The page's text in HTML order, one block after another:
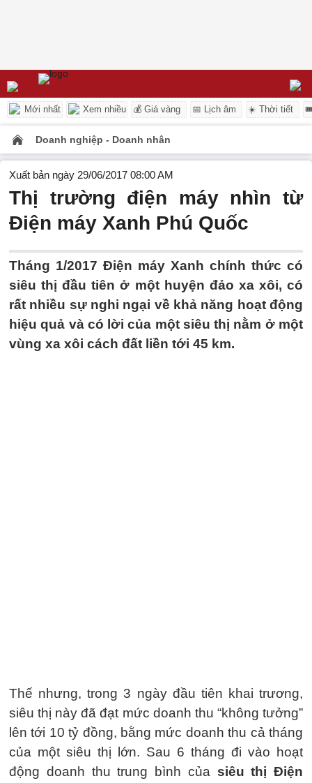
Mới nhất Xem nhiều 💰 Giá vàng 📅 Lịch âm ☀️ Thời tiết
Doanh nghiệp - Doanh nhân
Xuất bản ngày 29/06/2017 08:00 AM
Thị trường điện máy nhìn từ
Điện máy Xanh Phú Quốc
Tháng 1/2017 Điện máy Xanh chính thức có
siêu thị đầu tiên ở một huyện đảo xa xôi, có
rất nhiều sự nghi ngại về khả năng hoạt động
hiệu quả và có lời của một siêu thị nằm ở một
vùng xa xôi cách đất liền tới 45 km.
Thế nhưng, trong 3 ngày đầu tiên khai trương,
siêu thị này đã đạt mức doanh thu “không tưởng”
lên tới 10 tỷ đồng, bằng mức doanh thu cả tháng
của một siêu thị lớn. Sau 6 tháng đi vào hoạt
động doanh thu trung bình của siêu thị Điện